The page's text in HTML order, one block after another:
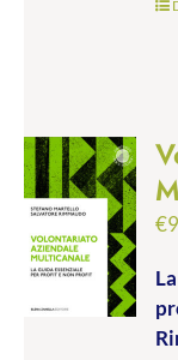
€